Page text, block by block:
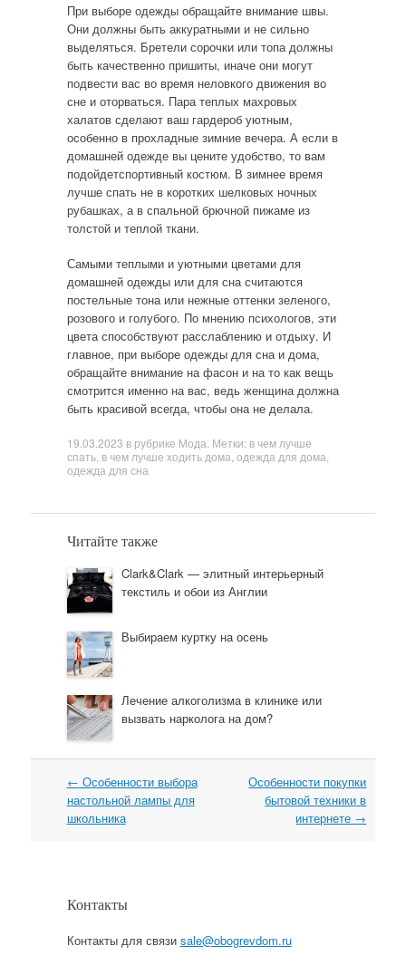
При выборе одежды обращайте внимание швы.
Они должны быть аккуратными и не сильно
выделяться. Бретели сорочки или топа должны
быть качественно пришиты, иначе они могут
подвести вас во время неловкого движения во
сне и оторваться. Пара теплых махровых
халатов сделают ваш гардероб уютным,
особенно в прохладные зимние вечера. А если в
домашней одежде вы цените удобство, то вам
подойдетспортивный костюм. В зимнее время
лучше спать не в коротких шелковых ночных
рубашках, а в спальной брючной пижаме из
толстой и теплой ткани.
Самыми теплыми и уютными цветами для
домашней одежды или для сна считаются
постельные тона или нежные оттенки зеленого,
розового и голубого. По мнению психологов, эти
цвета способствуют расслаблению и отдыху. И
главное, при выборе одежды для сна и дома,
обращайте внимание на фасон и на то как вещь
смотрится именно на вас, ведь женщина должна
быть красивой всегда, чтобы она не делала.
19.03.2023 в рубрике Мода . Метки: в чем лучше
спать, в чем лучше ходить дома одежда для дома
одежда для сна
Читайте также
Clark&Clark — элитный интерьерный
текстиль и обои из Англии
Выбираем куртку на осень
Лечение алкоголизма в клинике или
вызвать нарколога на дом?
Навигация
← Особенности выбора
настольной лампы для
школьника
Особенности покупки
бытовой техники в
интернете →
Контакты
Контакты для связи sale@obogrevdom.ru